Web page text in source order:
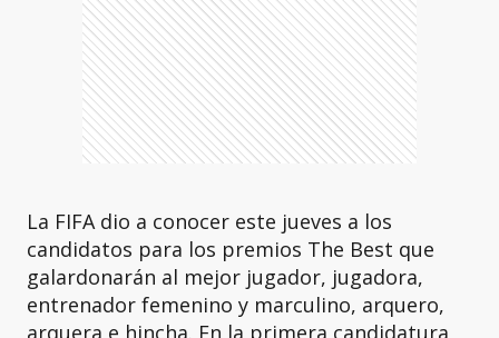
La FIFA dio a conocer este jueves a los
candidatos para los premios The Best que
galardonarán al mejor jugador, jugadora,
entrenador femenino y marculino, arquero,
arquera e hincha. En la primera candidatura